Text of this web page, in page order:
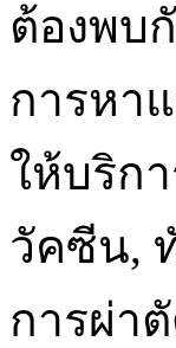
ต้องพบ
การหา
ให้บริก
วัคซีน,
การผ่า